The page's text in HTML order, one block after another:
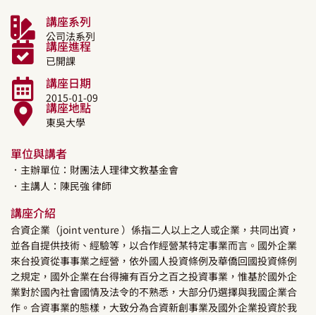
講座系列
公司法系列
講座進程
已開課
講座日期
2015-01-09
講座地點
東吳大學
單位與講者
．主辦單位：財團法人理律文教基金會
．主講人： 陳民強 律師
講座介紹
合資企業（joint venture ）係指二人以上之人或企業，共同出資，
並各自提供技術、經驗等，以合作經營某特定事業而言。國外企業
來台投資從事事業之經營，依外國人投資條例及華僑回國投資條例
之規定，國外企業在台得擁有百分之百之投資事業，惟基於國外企
業對於國內社會國情及法令的不熟悉，大部分仍選擇與我國企業合
作。合資事業的態樣，大致分為合資新創事業及國外企業投資於我